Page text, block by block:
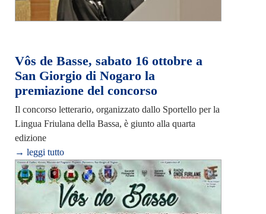
Vôs de Basse, sabato 16 ottobre a
San Giorgio di Nogaro la
premiazione del concorso
Il concorso letterario, organizzato dallo Sportello per la
Lingua Friulana della Bassa, è giunto alla quarta
edizione
→ leggi tutto